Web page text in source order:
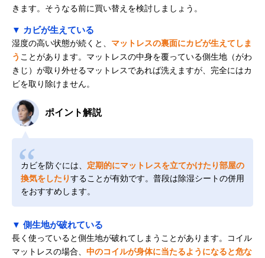
きます。そうなる前に買い替えを検討しましょう。
▼ カビが生えている
湿度の高い状態が続くと、 マットレスの裏面にカビが生えてしま
う ことがあります。マットレスの中身を覆っている側生地（がわ
きじ）が取り外せるマットレスであれば洗えますが、完全にはカ
ビを取り除けません。
ポイント解説
カビを防ぐには、 定期的にマットレスを立てかけたり部屋の
換気をしたりすることが有効です。普段は除湿シートの併用
をおすすめします。
▼ 側生地が破れている
長く使っていると側生地が破れてしまうことがあります。コイル
マットレスの場合、 中のコイルが身体に当たるようになると危な